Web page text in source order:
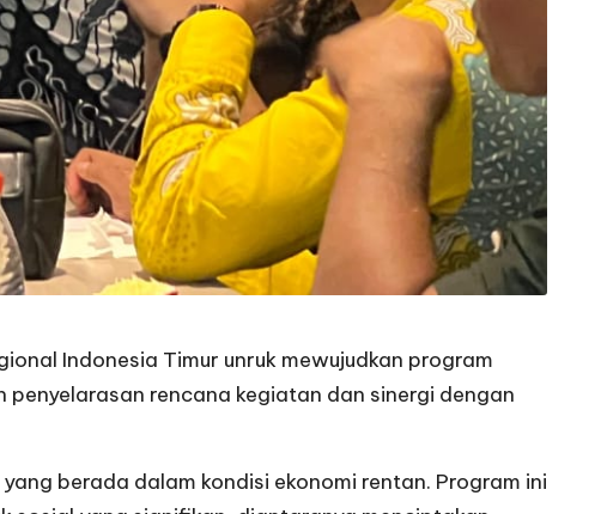
Indonesia Timur unruk mewujudkan program
rencana kegiatan dan sinergi dengan
berada dalam kondisi ekonomi rentan. Program ini